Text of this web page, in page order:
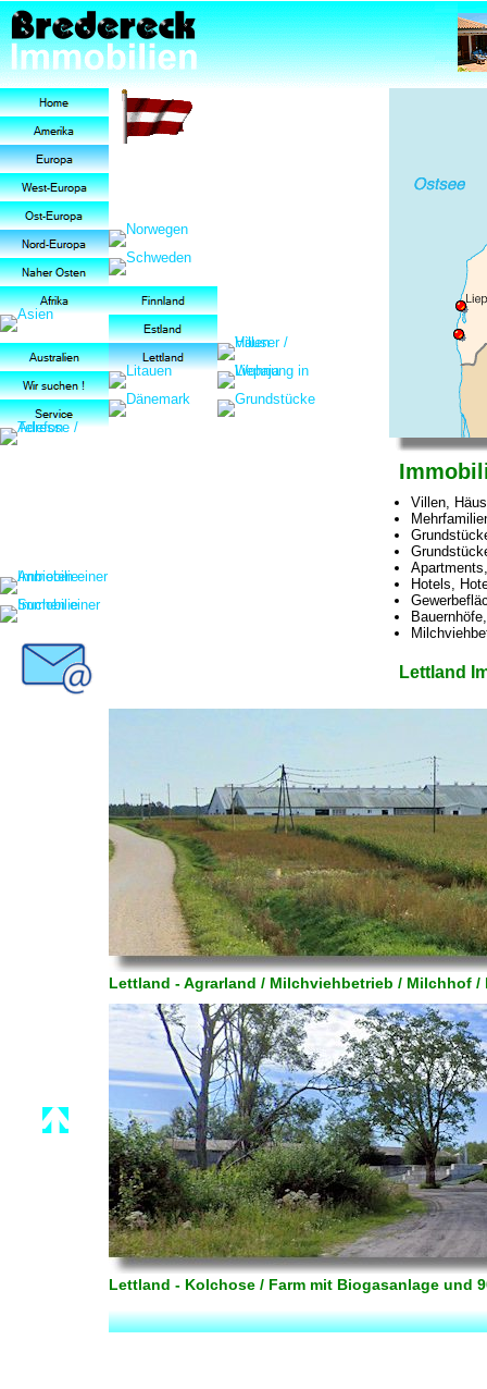
Villen,
Hotels,
Lettland
Lettland - Agrarland / Milchviehbetrieb / Milchhof
Lettland - Kolchose / Farm mit Biogasanlage und